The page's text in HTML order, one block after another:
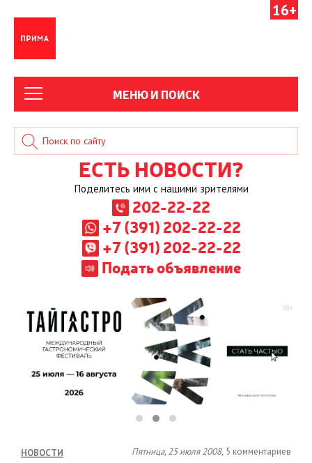
16+
МЕНЮ И ПОИСК
ЕСТЬ НОВОСТИ?
Поделитесь ими с нашими зрителями
202-22-22
+7 (391) 202-22-22
+7 (391) 202-22-22
Подать объявление
НОВОСТИ Пятница, 25 июля 2008, 5 комментариев